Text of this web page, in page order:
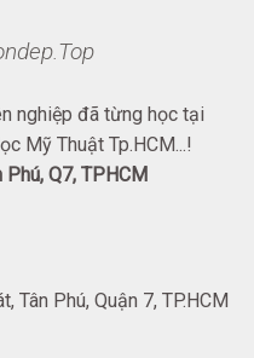
nghiệp đã từng học tại
Mỹ Thuật Tp.HCM...!
Q7, TPHCM
Tân Phú, Quận 7, TP.HCM